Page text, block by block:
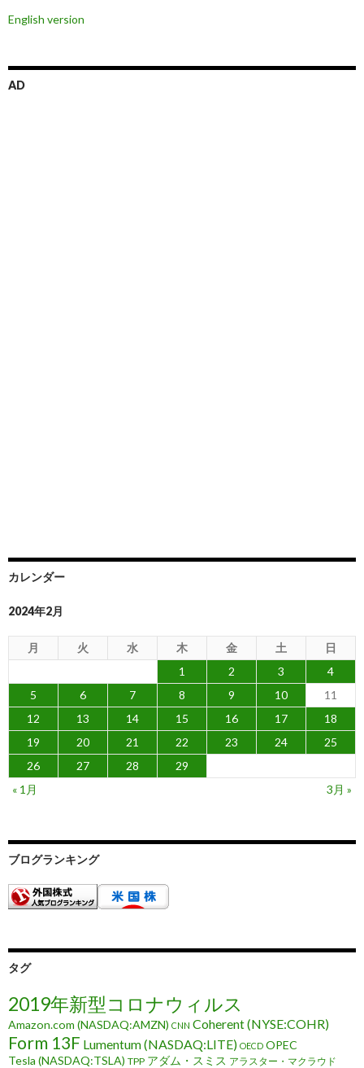
English version
AD
カレンダー
2024年2月
月 火 水 木 金 土
日
1
2 3
4
5
6 7 8 9 10
11
12
13 14 15 16 17
18
19
20 21 22 23 24
25
26
27 28
29
« 1月
3月 »
ブログランキング
タグ
2019年新型コロナウィルス
Amazon.com (NASDAQ:AMZN) CNN Coherent (NYSE:COHR)
Form 13F Lumentum (NASDAQ:LITE) OECD OPEC
Tesla (NASDAQ:TSLA) TPP アダム・スミス アラスター・マクラウド